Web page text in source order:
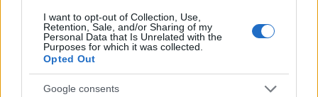
I want to opt-out of Collection, Use,
Retention, Sale, and/or Sharing of my
Personal Data that Is Unrelated with the
Purposes for which it was collected.
Opted Out
Google consents
Andrea Mura conquista Palau: grande
partecipazione per il suo racconto
Calangianus, allarme sul centro accoglienza
minori, Albieri: “Episodi gravissimi”